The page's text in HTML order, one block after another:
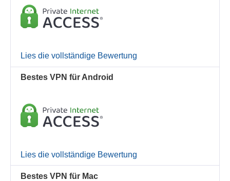
Lies die vollständige Bewertung
Bestes VPN für Android
Lies die vollständige Bewertung
Bestes VPN für Mac